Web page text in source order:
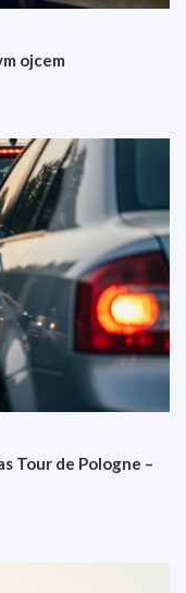
ojcem
Tour de Pologne –